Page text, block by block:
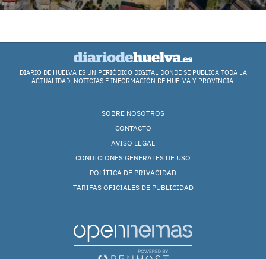
DIARIO DE HUELVA ES UN PERIÓDICO DIGITAL DONDE SE PUBLICA TODA LA
ACTUALIDAD, NOTICIAS E INFORMACIÓN DE HUELVA Y PROVINCIA.
SOBRE NOSOTROS
CONTACTO
AVISO LEGAL
CONDICIONES GENERALES DE USO
POLÍTICA DE PRIVACIDAD
TARIFAS OFICIALES DE PUBLICIDAD